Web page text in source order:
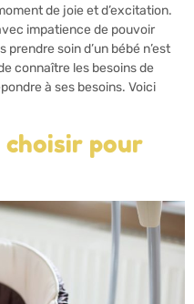
de joie et d’excitation.
impatience de pouvoir
soin d’un bébé n’est
connaître les besoins de
à ses besoins. Voici
pour